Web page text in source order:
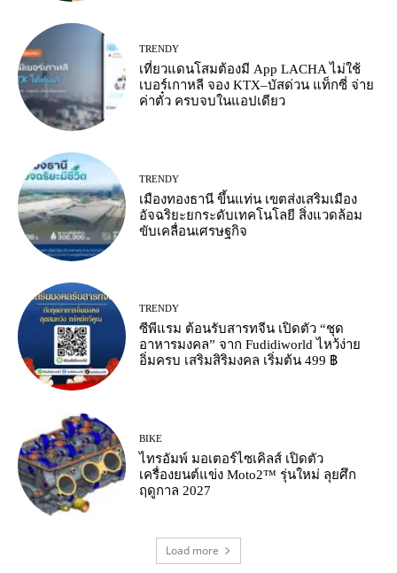
TRENDY
เที่ยวแดนโสมต้องมี App LACHA ไม่ใช้
เบอร์เกาหลี จอง KTX–บัสด่วน แท็กซี่ จ่าย
ค่าตั๋ว ครบจบในแอปเดียว
TRENDY
เมืองทองธานี ขึ้นแท่น เขตส่งเสริมเมือง
อัจฉริยะยกระดับเทคโนโลยี สิ่งแวดล้อม
ขับเคลื่อนเศรษฐกิจ
TRENDY
ซีพีแรม ต้อนรับสารทจีน เปิดตัว “ชุด
อาหารมงคล” จาก Fudidiworld ไหว้ง่าย
อิ่มครบ เสริมสิริมงคล เริ่มต้น 499 ฿
BIKE
ไทรอัมพ์ มอเตอร์ไซเคิลส์ เปิดตัว
เครื่องยนต์แข่ง Moto2™ รุ่นใหม่ ลุยศึก
ฤดูกาล 2027
Load more